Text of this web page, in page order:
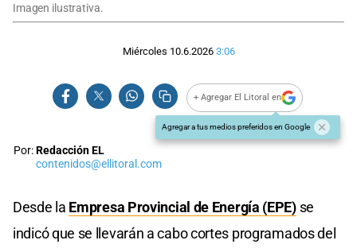
Imagen ilustrativa.
Miércoles 10.6.2026 3:06
+ Agregar El Litoral en
Agregar a tus medios preferidos en Google
Por:Redacción EL
contenidos@ellitoral.com
Desde la Empresa Provincial de Energía (EPE)se
indicó que se llevarán a cabo cortes programados del